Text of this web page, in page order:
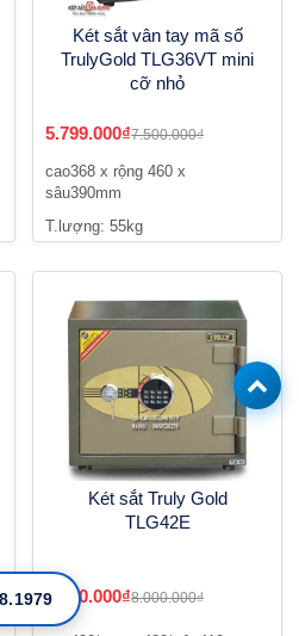
Két sắt vân tay mã số
TrulyGold TLG36VT mini
cỡ nhỏ
5.799.000₫7.500.000₫
cao368 x rộng 460 x
sâu390mm
T.lượng: 55kg
Két sắt Truly Gold
TLG42E
5.900.000₫8.000.000₫